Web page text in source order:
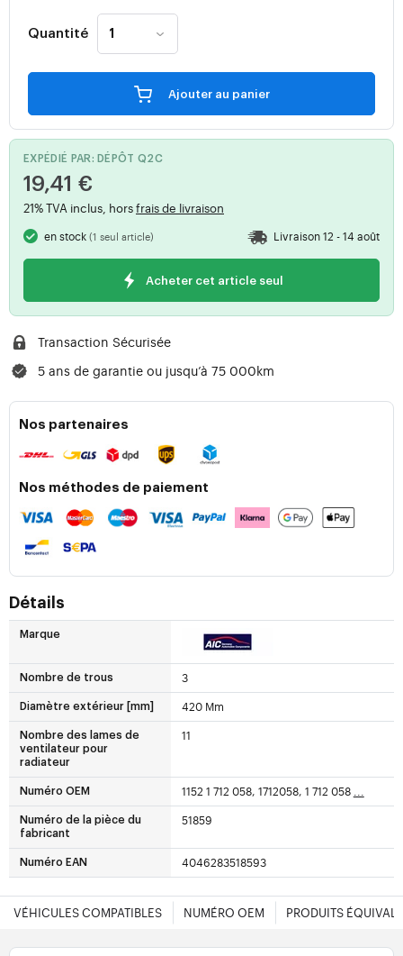
Quantité
Ajouter au panier
EXPÉDIÉ PAR: DÉPÔT Q2C
19,41 €
21% TVA inclus, horsfrais de livraison
en stock(1 seul article) Livraison 12 - 14 août
Acheter cet article seul
Transaction Sécurisée
5 ans de garantie ou jusqu’à 75 000km
Nos partenaires
Nos méthodes de paiement
Détails
Marque
Nombre de trous 3
Diamètre extérieur [mm] 420 Mm
Nombre des lames de
ventilateur pour
radiateur
11
Numéro OEM 1152 1 712 058, 1712058, 1 712 058 ...
Numéro de la pièce du
fabricant
51859
Numéro EAN 4046283518593
VÉHICULES COMPATIBLES NUMÉRO OEM PRODUITS